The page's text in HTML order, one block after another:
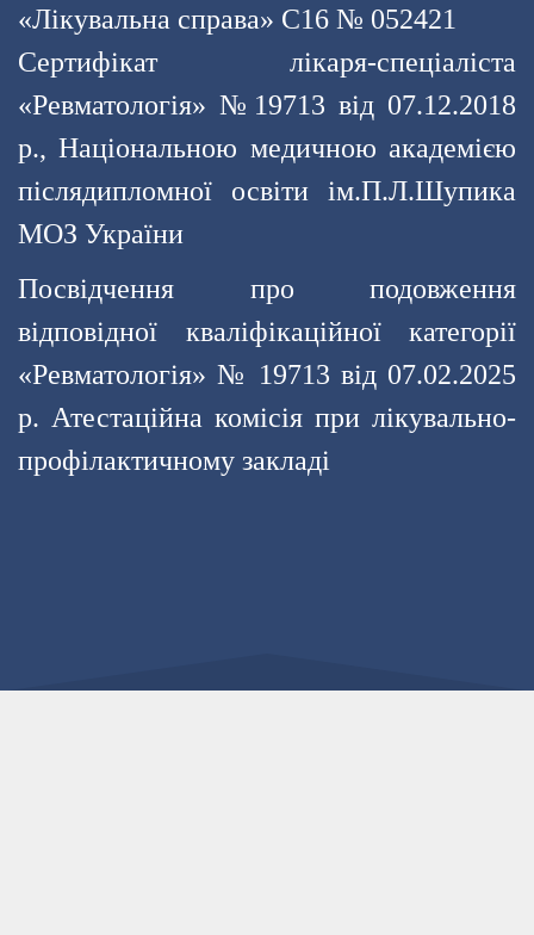
«Лікувальна справа» С16 № 052421
Сертифікат лікаря-спеціаліста
«Ревматологія» №19713 від 07.12.2018
р., Національною медичною академією
післядипломної освіти ім.П.Л.Шупика
МОЗ України
Посвідчення про подовження
відповідної кваліфікаційної категорії
«Ревматологія» № 19713 від 07.02.2025
р. Атестаційна комісія при лікувально-
профілактичному закладі